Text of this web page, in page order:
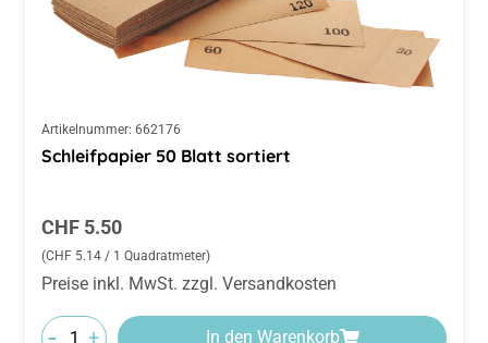
Artikelnummer: 662176
Schleifpapier 50 Blatt sortiert
Regulärer Preis:
CHF 5.50
(CHF 5.14 / 1 Quadratmeter)
Preise inkl. MwSt. zzgl. Versandkosten
+ In den Warenkorb
Erfahrung bieten zu können.
Nur technisch notwendige
Alle Cookies akzeptieren